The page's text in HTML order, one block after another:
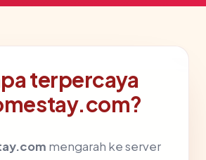
terpercaya
mengarah ke server